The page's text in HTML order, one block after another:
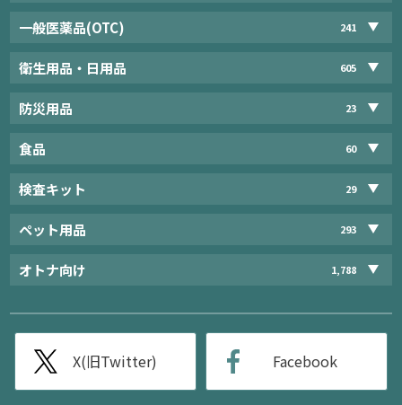
一般医薬品(OTC) 241
衛生用品・日用品 605
防災用品 23
食品 60
検査キット 29
ペット用品 293
オトナ向け 1,788
X(旧Twitter) Facebook